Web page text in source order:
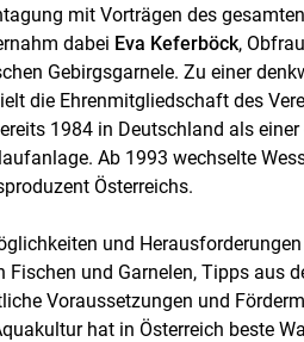
mit Vorträgen des
dabei Eva Keferböck,
Gebirgsgarnele. Zu einer
die Ehrenmitgliedschaft des
1984 in Deutschland als
Ab 1993 wechselte
Österreichs.
und
und Garnelen, Tipps aus
Voraussetzungen und
hat in Österreich beste